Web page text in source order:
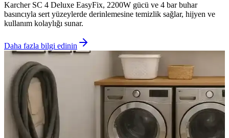
Karcher SC 4 Deluxe EasyFix, 2200W gücü ve 4 bar buhar
basıncıyla sert yüzeylerde derinlemesine temizlik sağlar, hijyen ve
kullanım kolaylığı sunar.
Daha fazla bilgi edinin